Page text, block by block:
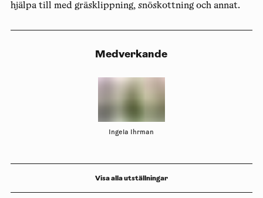
hjälpa till med gräsklippning, snöskottning och annat.
Medverkande
Ingela Ihrman
Visa alla utställningar